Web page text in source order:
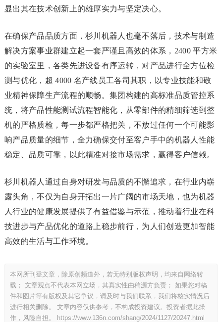
显出其在技术创新上的雄厚实力与坚定决心。
在确保产品品质方面，杉川机器人也毫不落后，技术与制造
解决方案事业群建立起一套严谨且高效的体系，2400 平方米
的实验室里，各类先进设备有序运转，对产品进行全方位检
测与优化，超 4000 名产线员工各司其职，以专业技能和敬
业精神保障生产流程的顺畅。集团构建的高标准品质管控系
统，将产品性能测试流程智能化，从零部件的精细筛选到整
机的严格质检，每一步都严格把关，不放过任何一个可能影
响产品质量的细节，全力确保交付至客户手中的机器人性能
稳定、品质可靠，以此精准对接市场需求，赢得客户信赖。
杉川机器人通过自身对研发与品质的不懈追求，在行业内崭
露头角，不仅为自身开拓出一片广阔的市场天地，也为机器
人行业的健康发展提供了有益借鉴与示范，推动着行业在科
技进步与产品优化的道路上稳步前行，为人们创造更加智能
高效的生活与工作环境。
本网所刊登文章，除原创频道外，若无特别版权声明，均来自网络转
载； 文章观点不代表本网立场，其真实性由稿源方负责； 如果您对稿
件和图片等有版权及其它争议，请及时与我们联系，我们将核实情况后
进行相关删除。 文章内容仅供参考，不构成投资建议。投资者据此操
作，风险自担。
https://www.136n.com/shang/2024/1127/20247.html